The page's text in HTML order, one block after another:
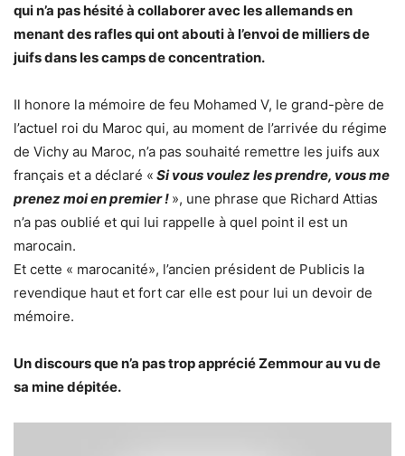
qui n’a pas hésité à collaborer avec les allemands en
menant des rafles qui ont abouti à l’envoi de milliers de
juifs dans les camps de concentration.
Il honore la mémoire de feu Mohamed V, le grand-père de
l’actuel roi du Maroc qui, au moment de l’arrivée du régime
de Vichy au Maroc, n’a pas souhaité remettre les juifs aux
français et a déclaré « Si vous voulez les prendre, vous me
prenez moi en premier ! », une phrase que Richard Attias
n’a pas oublié et qui lui rappelle à quel point il est un
marocain.
Et cette « marocanité», l’ancien président de Publicis la
revendique haut et fort car elle est pour lui un devoir de
mémoire.
Un discours que n’a pas trop apprécié Zemmour au vu de
sa mine dépitée.